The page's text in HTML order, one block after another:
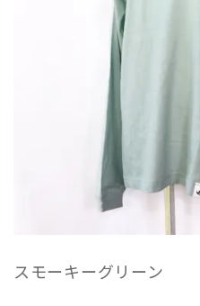
スモーキーグリーン